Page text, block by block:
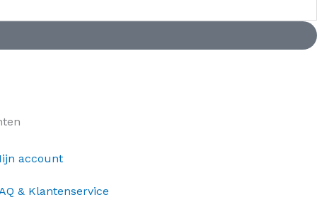
account
& Klantenservice